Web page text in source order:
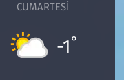
CUMARTESI
-1°